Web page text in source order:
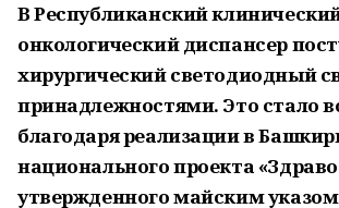
В Республиканский
онкологический диспансер
хирургический светодиодный
принадлежностями. Это стало
благодаря реализации в
национального проекта
утвержденного майским